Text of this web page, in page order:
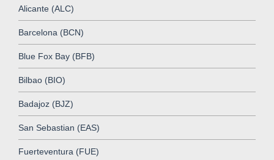
Alicante (ALC)
Barcelona (BCN)
Blue Fox Bay (BFB)
Bilbao (BIO)
Badajoz (BJZ)
San Sebastian (EAS)
Fuerteventura (FUE)